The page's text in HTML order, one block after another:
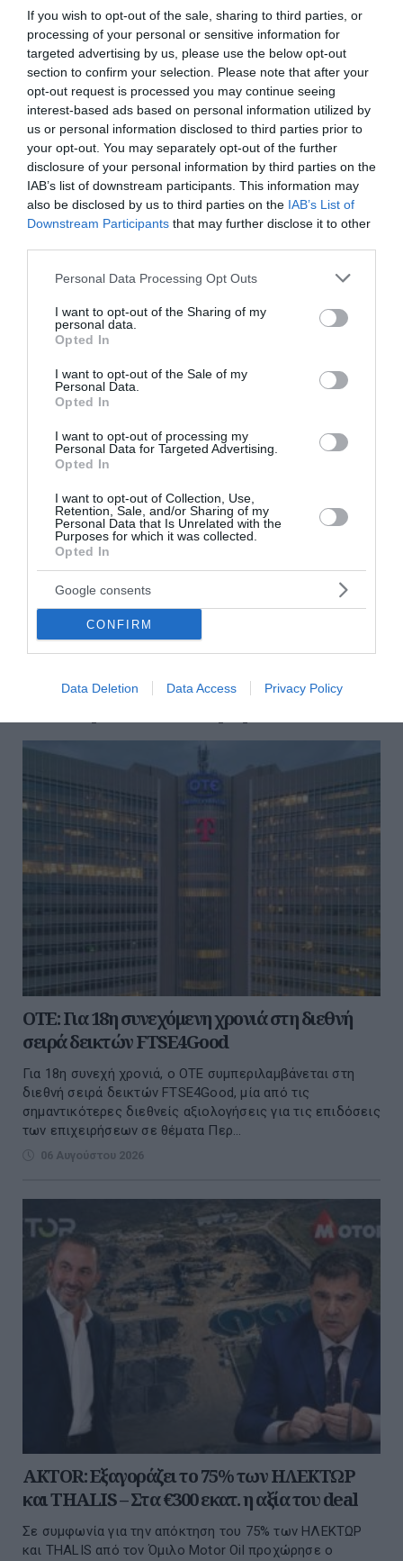
If you wish to opt-out of the sale, sharing to third parties, or
processing of your personal or sensitive information for
targeted advertising by us, please use the below opt-out
section to confirm your selection. Please note that after your
opt-out request is processed you may continue seeing
interest-based ads based on personal information utilized by
us or personal information disclosed to third parties prior to
your opt-out. You may separately opt-out of the further
disclosure of your personal information by third parties on the
IAB’s list of downstream participants. This information may
also be disclosed by us to third parties on the IAB’s List of
Downstream Participants that may further disclose it to other
Please note that this website/app uses one or more Google
not limited to your visit or usage behaviour. You may click to
grant or deny consent to Google and its third-party tags to
use your data for below specified purposes in below Google
consent section.
Personal Data Processing Opt Outs
I want to opt-out of the Sharing of my
personal data.
Opted In
I want to opt-out of the Sale of my
Personal Data.
Opted In
I want to opt-out of processing my
Personal Data for Targeted Advertising.
Opted In
I want to opt-out of Collection, Use,
Retention, Sale, and/or Sharing of my
Personal Data that Is Unrelated with the
Purposes for which it was collected.
Opted In
Google consents
CONFIRM
Data Deletion Data Access Privacy Policy
Ροή ειδήσεων
O Ολυμπιακός ανακοίνωσε τον γιο του Τζιοβάνι και τον
Δημήτρη Ρέτσο
Έφυγε από τη ζωή η δημοσιογράφος Χριστίνα Πιτουρά
Τέλος ο Κωνσταντίνος Ζούλας από τον ΣΚΑΪ
στοιχεία του ΟΟΣΑ – Το διαθέσιμο εισόδημα των
Πανσέληνος Αυγούστου: Ανοιχτά και με ελεύθερη είσοδο
«Τετραλογία δικηγορικής αρωγής»
Επίσκεψη αντιπροσωπείας του ΣΥΡΙΖΑ στις πυρόπληκτες
περιοχές της Δυτικής Αττικής
Χαλκίδα: Ανασύρθηκε χωρίς τις αισθήσεις του άνδρας
από την θάλασσα
Στρατηγική επένδυση του EFA GROUP στη Fractal για την
Πυρκαγιά σε χαμηλή βλάστηση στο Μαρκόπουλο Αττικής
ΟΤΕ: Για 18η συνεχόμενη χρονιά στη διεθνή
σειρά δεικτών FTSE4Good
Για 18η συνεχή χρονιά, ο ΟΤΕ συμπεριλαμβάνεται στη
διεθνή σειρά δεικτών FTSE4Good, μία από τις
σημαντικότερες διεθνείς αξιολογήσεις για τις επιδόσεις
των επιχειρήσεων σε θέματα Περ...
06 Αυγούστου 2026
AKTOR: Εξαγοράζει το 75% των ΗΛΕΚΤΩΡ
και THALIS – Στα €300 εκατ. η αξία του deal
Σε συμφωνία για την απόκτηση του 75% των ΗΛΕΚΤΩΡ
και THALIS από τον Όμιλο Motor Oil προχώρησε ο